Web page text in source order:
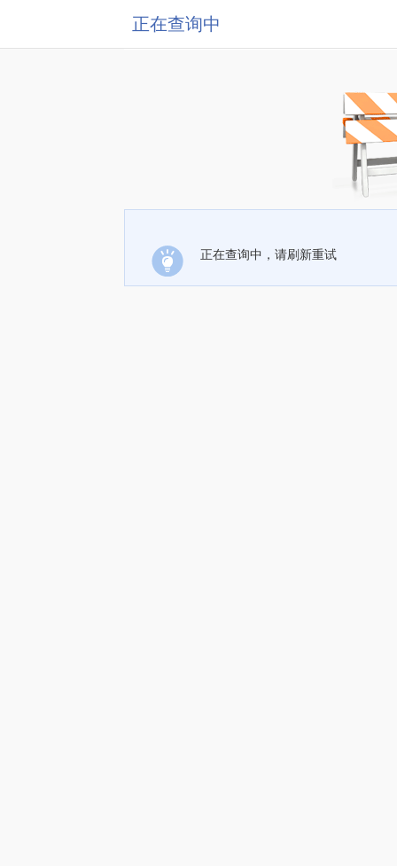
正在查询中
正在查询中，请刷新重试